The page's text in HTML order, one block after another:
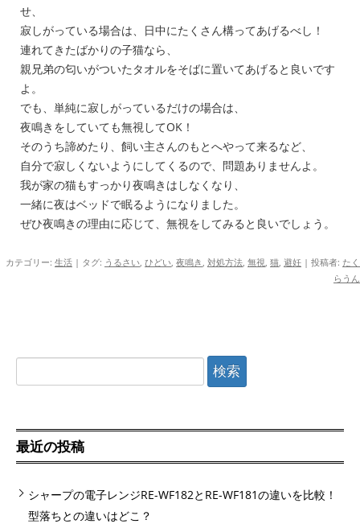
せ、
寂しがっている場合は、日中にたくさん構ってあげるべし！
連れてきたばかりの子猫なら、
親兄弟の匂いがついたタオルをそばに置いてあげると良いです
よ。
でも、単純に寂しがっているだけの場合は、
夜鳴きをしていても無視してOK！
そのうち諦めたり、飼い主さんのもとへやって来るなど、
自分で寂しくないようにしてくるので、問題ありませんよ。
我が家の猫もすっかり夜鳴きはしなくなり、
一緒に夜はベッドで眠るようになりました。
ぜひ夜鳴きの理由に応じて、無視をしてみると良いでしょう。
カテゴリー: 生活 | タグ: うるさい ひどい 夜鳴き 対処方法 無視 猫 避妊 | 投稿者: たく
らうん
索:
最近の投稿
シャープの電子レンジRE-WF182とRE-WF181の違いを比較！
型落ちとの違いはどこ？